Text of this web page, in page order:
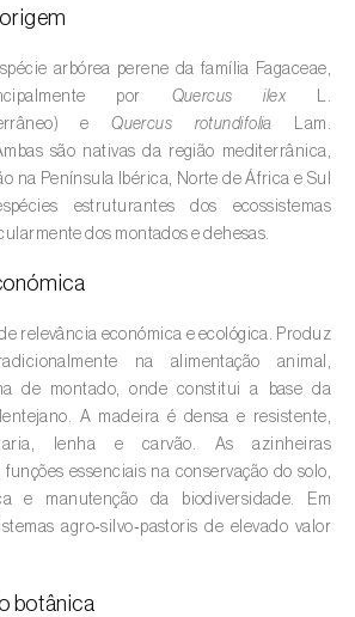
(
barragens e estações
águas residuais)
domestica L.)
Prunus dulcis)
spp.)
(Ananas comosus
spp.
(
e medicinais
Mentha, Ocimum,
arbórea perene da família Fagaceae,
por Quercus ilexL.
eQuercus rotundifolia
Lam.
são nativas da região mediterrânica,
na Península Ibérica, Norte de África e Sul
estruturantes dos ecossistemas
dos montados e dehesas.
relevância económica e ecológica. Produz
na alimentação animal,
de montado, onde constitui a base da
A madeira é densa e resistente,
lenha e carvão. As azinheiras
essenciais na conservação do solo,
e manutenção da biodiversidade. Em
agro‑silvo‑pastoris de elevado valor
botânica